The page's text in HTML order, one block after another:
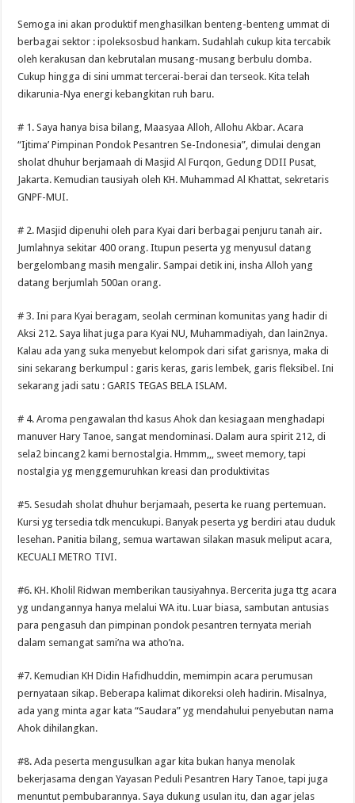
Semoga ini akan produktif menghasilkan benteng-benteng ummat di
berbagai sektor : ipoleksosbud hankam. Sudahlah cukup kita tercabik
oleh kerakusan dan kebrutalan musang-musang berbulu domba.
Cukup hingga di sini ummat tercerai-berai dan terseok. Kita telah
dikarunia-Nya energi kebangkitan ruh baru.
# 1. Saya hanya bisa bilang, Maasyaa Alloh, Allohu Akbar. Acara
“Ijtima’ Pimpinan Pondok Pesantren Se-Indonesia”, dimulai dengan
sholat dhuhur berjamaah di Masjid Al Furqon, Gedung DDII Pusat,
Jakarta. Kemudian tausiyah oleh KH. Muhammad Al Khattat, sekretaris
GNPF-MUI.
# 2. Masjid dipenuhi oleh para Kyai dari berbagai penjuru tanah air.
Jumlahnya sekitar 400 orang. Itupun peserta yg menyusul datang
bergelombang masih mengalir. Sampai detik ini, insha Alloh yang
datang berjumlah 500an orang.
# 3. Ini para Kyai beragam, seolah cerminan komunitas yang hadir di
Aksi 212. Saya lihat juga para Kyai NU, Muhammadiyah, dan lain2nya.
Kalau ada yang suka menyebut kelompok dari sifat garisnya, maka di
sini sekarang berkumpul : garis keras, garis lembek, garis fleksibel. Ini
sekarang jadi satu : GARIS TEGAS BELA ISLAM.
# 4. Aroma pengawalan thd kasus Ahok dan kesiagaan menghadapi
manuver Hary Tanoe, sangat mendominasi. Dalam aura spirit 212, di
sela2 bincang2 kami bernostalgia. Hmmm,,, sweet memory, tapi
nostalgia yg menggemuruhkan kreasi dan produktivitas
#5. Sesudah sholat dhuhur berjamaah, peserta ke ruang pertemuan.
Kursi yg tersedia tdk mencukupi. Banyak peserta yg berdiri atau duduk
lesehan. Panitia bilang, semua wartawan silakan masuk meliput acara,
KECUALI METRO TIVI.
#6. KH. Kholil Ridwan memberikan tausiyahnya. Bercerita juga ttg acara
yg undangannya hanya melalui WA itu. Luar biasa, sambutan antusias
para pengasuh dan pimpinan pondok pesantren ternyata meriah
dalam semangat sami’na wa atho’na.
#7. Kemudian KH Didin Hafidhuddin, memimpin acara perumusan
pernyataan sikap. Beberapa kalimat dikoreksi oleh hadirin. Misalnya,
ada yang minta agar kata “Saudara” yg mendahului penyebutan nama
Ahok dihilangkan.
#8. Ada peserta mengusulkan agar kita bukan hanya menolak
bekerjasama dengan Yayasan Peduli Pesantren Hary Tanoe, tapi juga
menuntut pembubarannya. Saya dukung usulan itu, dan agar jelas